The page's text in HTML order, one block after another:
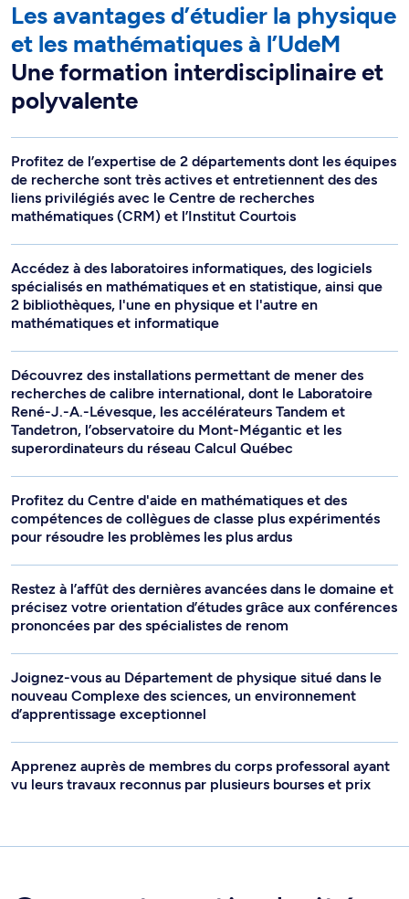
Les avantages d’étudier la physique
et les mathématiques à l’UdeM
Une formation interdisciplinaire et
polyvalente
Profitez de l’expertise de 2 départements dont les équipes
de recherche sont très actives et entretiennent des des
liens privilégiés avec le Centre de recherches
mathématiques (CRM) et l’Institut Courtois
Accédez à des laboratoires informatiques, des logiciels
spécialisés en mathématiques et en statistique, ainsi que
2 bibliothèques, l'une en physique et l'autre en
mathématiques et informatique
Découvrez des installations permettant de mener des
recherches de calibre international, dont le Laboratoire
René-J.-A.-Lévesque, les accélérateurs Tandem et
Tandetron, l’observatoire du Mont-Mégantic et les
superordinateurs du réseau Calcul Québec
Profitez du Centre d'aide en mathématiques et des
compétences de collègues de classe plus expérimentés
pour résoudre les problèmes les plus ardus
Restez à l’affût des dernières avancées dans le domaine et
précisez votre orientation d’études grâce aux conférences
prononcées par des spécialistes de renom
Joignez-vous au Département de physique situé dans le
nouveau Complexe des sciences, un environnement
d’apprentissage exceptionnel
Apprenez auprès de membres du corps professoral ayant
vu leurs travaux reconnus par plusieurs bourses et prix